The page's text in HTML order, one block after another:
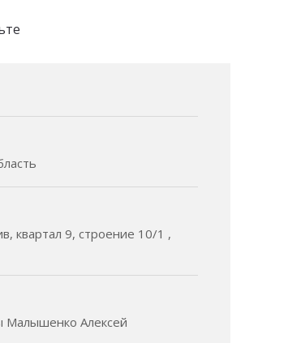
квартал 9, строение 10/1 ,
Малышенко Алексей